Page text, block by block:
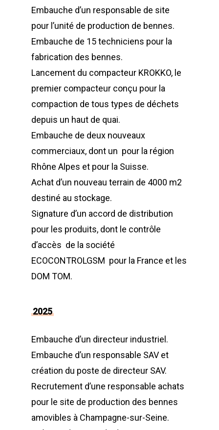
Embauche d’un responsable de site
pour l’unité de production de bennes.
Embauche de 15 techniciens pour la
fabrication des bennes.
Lancement du compacteur KROKKO, le
premier compacteur conçu pour la
compaction de tous types de déchets
depuis un haut de quai.
Embauche de deux nouveaux
commerciaux, dont un pour la région
Rhône Alpes et pour la Suisse.
Achat d’un nouveau terrain de 4000 m2
destiné au stockage.
Signature d’un accord de distribution
pour les produits, dont le contrôle
d’accès de la société
ECOCONTROLGSM pour la France et les
DOM TOM.
2025
Embauche d’un directeur industriel.
Embauche d’un responsable SAV et
création du poste de directeur SAV.
Recrutement d’une responsable achats
pour le site de production des bennes
amovibles à Champagne-sur-Seine.
Synthèse de notre
Equipements divers